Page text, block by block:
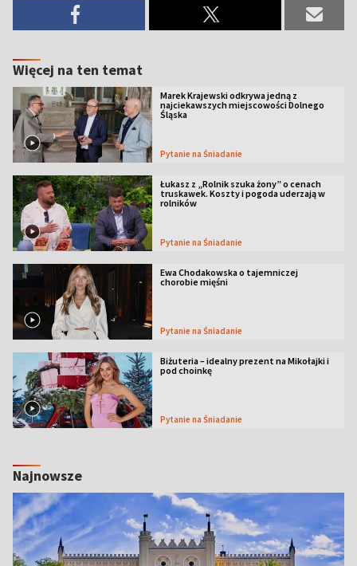
Więcej na ten temat
Marek Krajewski odkrywa jedną z
najciekawszych miejscowości Dolnego
Śląska
Pytanie na Śniadanie
Łukasz z „Rolnik szuka żony” o cenach
truskawek. Koszty i pogoda uderzają w
rolników
Pytanie na Śniadanie
Ewa Chodakowska o tajemniczej
chorobie mięśni
Pytanie na Śniadanie
Biżuteria – idealny prezent na Mikołajki i
pod choinkę
Pytanie na Śniadanie
Najnowsze